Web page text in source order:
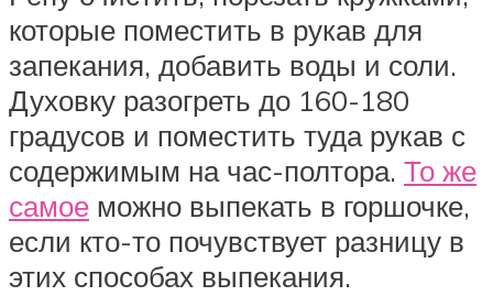
которые поместить в рукав для
запекания, добавить воды и соли.
Духовку разогреть до 160-180
градусов и поместить туда рукав с
содержимым на час-полтора. То же
самое можно выпекать в горшочке,
если кто-то почувствует разницу в
этих способах выпекания.